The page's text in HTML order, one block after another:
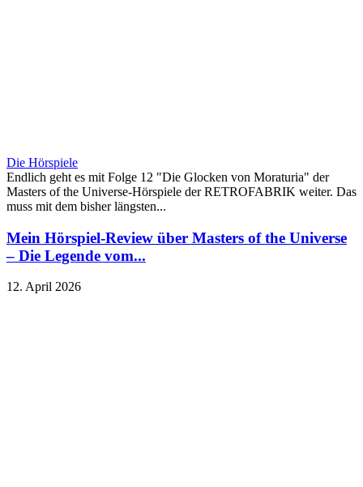
Die Hörspiele
Endlich geht es mit Folge 12 "Die Glocken von Moraturia" der
Masters of the Universe-Hörspiele der RETROFABRIK weiter. Das
muss mit dem bisher längsten...
Mein Hörspiel-Review über Masters of the Universe
– Die Legende vom...
12. April 2026